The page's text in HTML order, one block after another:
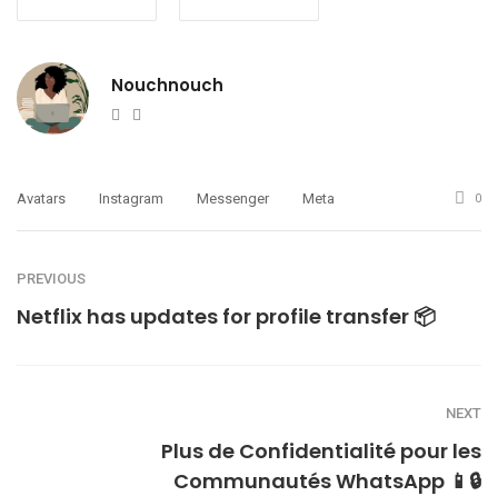
Nouchnouch
Website
Avatars Instagram Messenger Meta 0
PREVIOUS
Netflix has updates for profile transfer 📦
NEXT
Plus de Confidentialité pour les
Communautés WhatsApp 📱🔒